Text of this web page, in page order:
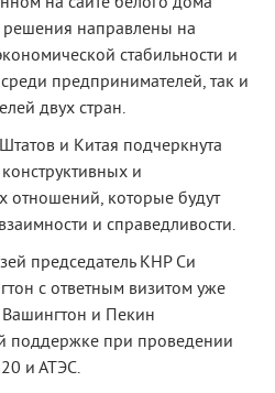
решения направлены на
стабильности и
предпринимателей, так и
двух стран.
и Китая подчеркнута
и
отношений, которые будут
и справедливости.
председатель КНР Си
с ответным визитом уже
и Пекин
поддержке при проведении
и АТЭС.